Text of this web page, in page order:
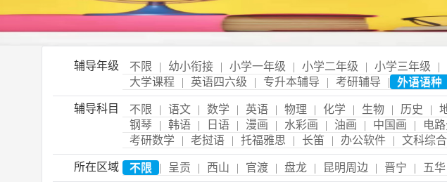
辅导年级 不限 | 幼小衔接 | 小学一年级 | 小学二年级 | 小学三年级 |
大学课程
| 英语四六级 | 专升本辅导 | 考研辅导 | 外语语种
辅导科目 不限 | 语文 | 数学 | 英语 | 物理 | 化学 | 生物 | 历史 |
钢琴
| 韩语 | 日语 | 漫画 | 水彩画 | 油画 | 中国画 | 电
考研数学
| 老挝语 | 托福雅思 | 长笛 | 办公软件 | 文科综合
所在区域 不限 | 呈贡 | 西山 | 官渡 | 盘龙 | 昆明周边 | 晋宁 | 五华